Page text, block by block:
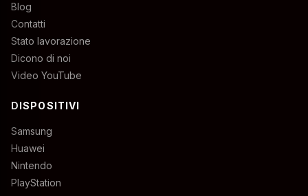
Blog
Contatti
Stato lavorazione
Dicono di noi
Video YouTube
DISPOSITIVI
Samsung
Huawei
Nintendo
PlayStation